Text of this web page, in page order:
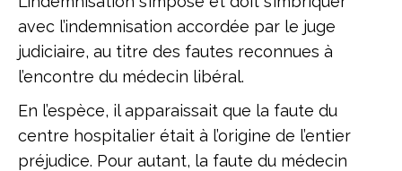
avec l’indemnisation accordée par le juge
judiciaire, au titre des fautes reconnues à
l’encontre du médecin libéral.
En l’espèce, il apparaissait que la faute du
centre hospitalier était à l’origine de l’entier
préjudice. Pour autant, la faute du médecin